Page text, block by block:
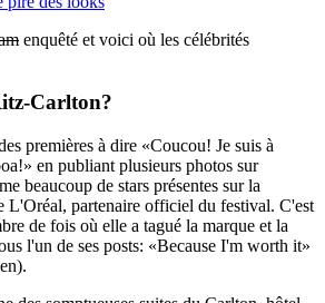
enquêté et voici où les célébrités
Carlton?
premières à dire «Coucou! Je suis à
en publiant plusieurs photos sur
beaucoup de stars présentes sur la
L'Oréal, partenaire officiel du festival. C'est
de fois où elle a tagué la marque et la
l'un de ses posts: «Because I'm worth it»